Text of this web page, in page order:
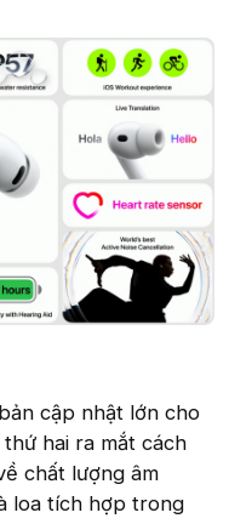
cập nhật lớn cho
hai ra mắt cách
chất lượng âm
loa tích hợp trong